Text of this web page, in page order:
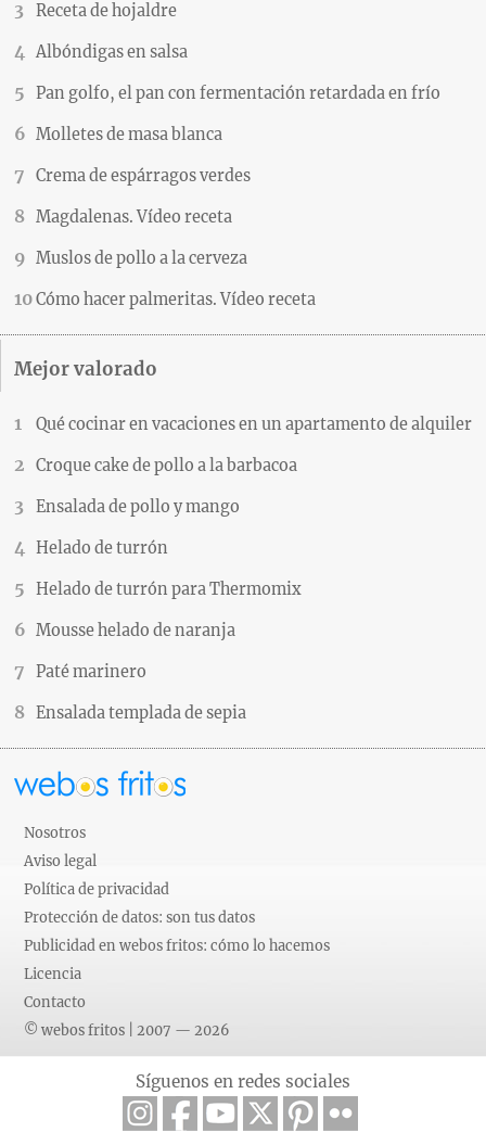
Receta de hojaldre
Albóndigas en salsa
Pan golfo, el pan con fermentación retardada en frío
Molletes de masa blanca
Crema de espárragos verdes
Magdalenas. Vídeo receta
Muslos de pollo a la cerveza
Cómo hacer palmeritas. Vídeo receta
Mejor valorado
Qué cocinar en vacaciones en un apartamento de alquiler
Croque cake de pollo a la barbacoa
Ensalada de pollo y mango
Helado de turrón
Helado de turrón para Thermomix
Mousse helado de naranja
Paté marinero
Ensalada templada de sepia
Nosotros
Aviso legal
Política de privacidad
Protección de datos: son tus datos
Publicidad en webos fritos: cómo lo hacemos
Licencia
Contacto
© webos fritos | 2007 — 2026
Síguenos en redes sociales